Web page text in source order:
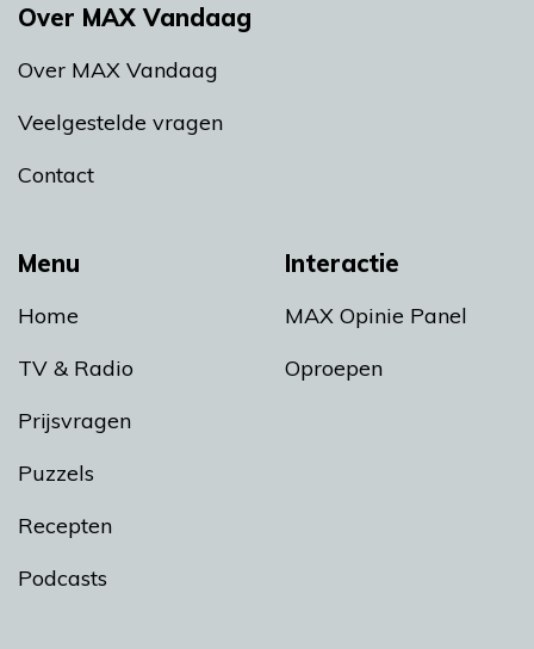
Menu
Home
TV & Radio
Prijsvragen
Puzzels
Recepten
Podcasts
Interactie
MAX Opinie Panel
Oproepen
Over MAX Vandaag
Over MAX Vandaag
Veelgestelde vragen
Contact